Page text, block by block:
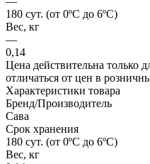
180 сут. (от 0ºС до 6ºС)
Вес, кг
—
0,14
Цена действительна только
отличаться от цен в
Характеристики товара
Бренд/Производитель
Сава
Срок хранения
180 сут. (от 0ºС до 6ºС)
Вес, кг